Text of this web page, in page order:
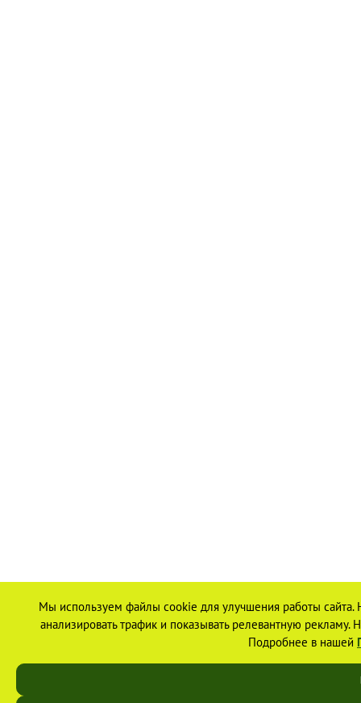
Мы используем файлы cookie для улучшения работы
анализировать трафик и показывать релевантную
Подробнее в нашей